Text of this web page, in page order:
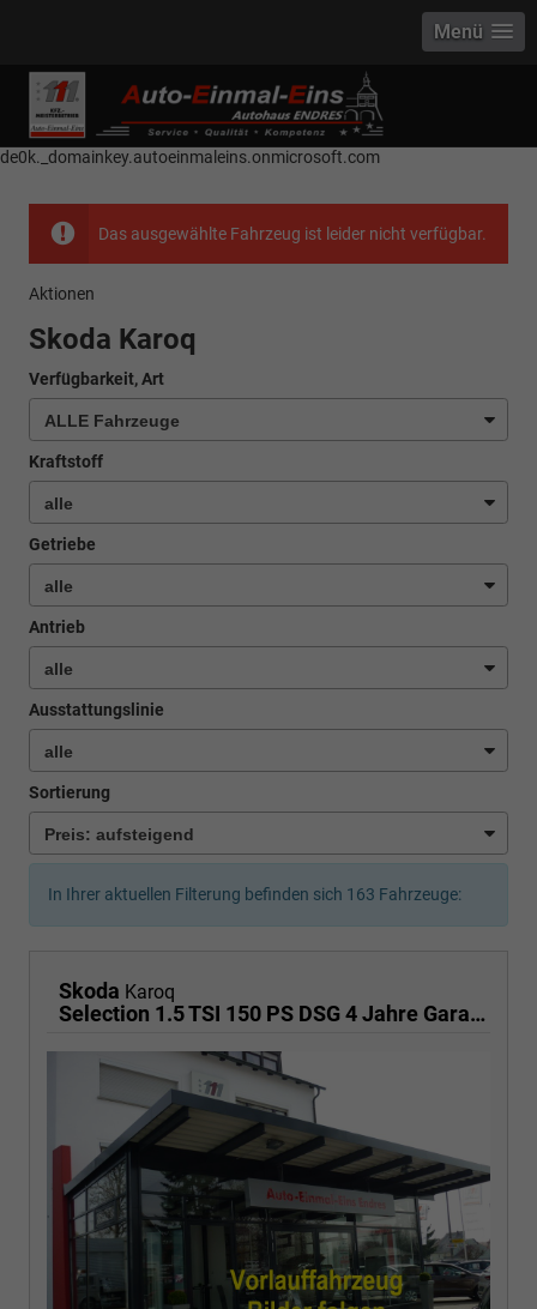
------------ Host Name : selector1._domainkey Points to address or value:
selector1-aee-de0k._domainkey.autoeinmaleins.onmicrosoft.com Host
Name : selector2._domainkey Points to address or value: selector2-aee-
de0k._domainkey.autoeinmaleins.onmicrosoft.com
Menü
Das ausgewählte Fahrzeug ist leider nicht verfügbar.
Aktionen
Skoda Karoq
Verfügbarkeit, Art
Kraftstoff
Getriebe
Antrieb
Ausstattungslinie
Sortierung
In Ihrer aktuellen Filterung befinden sich 163 Fahrzeuge:
Skoda Karoq
Selection 1.5 TSI 150 PS DSG 4 Jahre Garantie-Keyless Start-AppleCarPlay-AndroidAuto-Sunset-Tempomat-2-Zonen-Klima-16''Alu